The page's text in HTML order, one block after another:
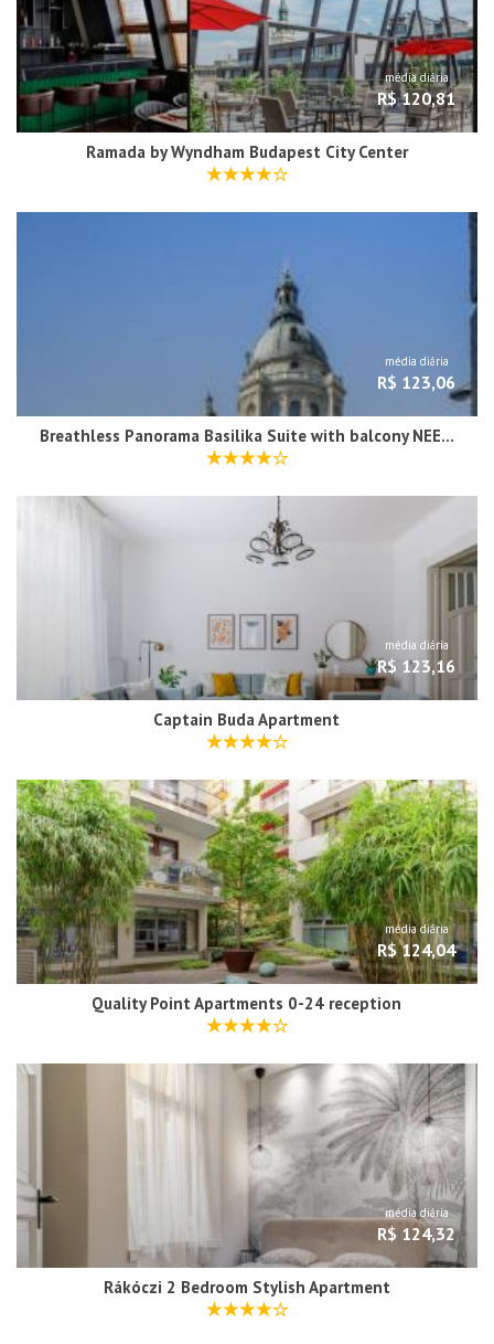
média diária
R$ 120,81
Ramada by Wyndham Budapest City Center
média diária
R$ 123,06
Breathless Panorama Basilika Suite with balcony NEED RESERVATION FOR FREE PARKING
média diária
R$ 123,16
Captain Buda Apartment
média diária
R$ 124,04
Quality Point Apartments 0-24 reception
média diária
R$ 124,32
Rákóczi 2 Bedroom Stylish Apartment